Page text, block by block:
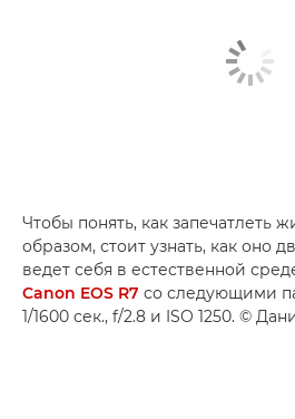
Чтобы понять, как запечатлеть
образом, стоит узнать, как оно
ведет себя в естественной
Canon EOS R7 со следующими
1/1600 сек., f/2.8 и ISO 1250. ©